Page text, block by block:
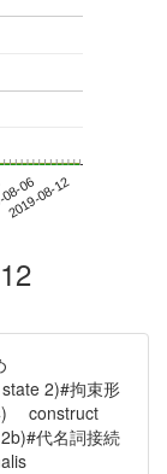
06
2019-08-12
2)#拘束形
) construct
代名詞接続